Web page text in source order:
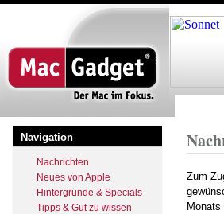
Direkt
zum
Navigation
Nachrichten
Neues von Apple
Hintergründe & Specials
Tipps & Gut zu wissen
Zum